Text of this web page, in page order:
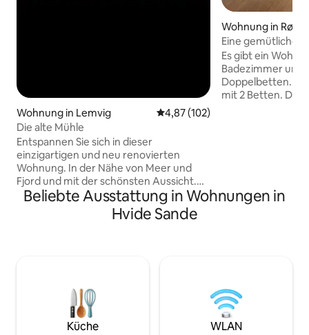
Wohnung in Lemvig Durchschnittliche Bewertung:
4,87 (102)
Die alte Mühle
Entspannen Sie sich in dieser
einzigartigen und neu renovierten
Wohnung. In der Nähe von Meer und
Fjord und mit der schönsten Aussicht.
Hier bekommen Sie frische Luft, sowie
Frieden und Ruhe für die Seele. Es gibt
gute Möglichkeiten für lange
Cafeteria). Bitte beachten Sie, dass es
keine Küche gibt, aber Kühlschrank,
Wasserkocher und Toaster. Es besteht
die Möglichkeit, das Frühstück zu
Wohnung in
Eine gemütliche
Es gibt ein
Badezimmer und
Doppelbetten. Außerdem ein Hochbett
mit 2 Betten. Das
Internet.
mit Stühlen und
Beliebte Ausstattung in Wohnungen in
Hvide Sande
Küche WLAN